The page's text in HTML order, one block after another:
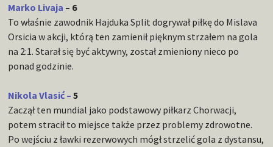
Marko Livaja – 6
To właśnie zawodnik Hajduka Split dogrywał piłkę do Mislava
Orsicia w akcji, którą ten zamienił pięknym strzałem na gola
na 2:1. Starał się być aktywny, został zmieniony nieco po
ponad godzinie.
Nikola Vlasić – 5
Zaczął ten mundial jako podstawowy piłkarz Chorwacji,
potem stracił to miejsce także przez problemy zdrowotne.
Po wejściu z ławki rezerwowych mógł strzelić gola z dystansu,